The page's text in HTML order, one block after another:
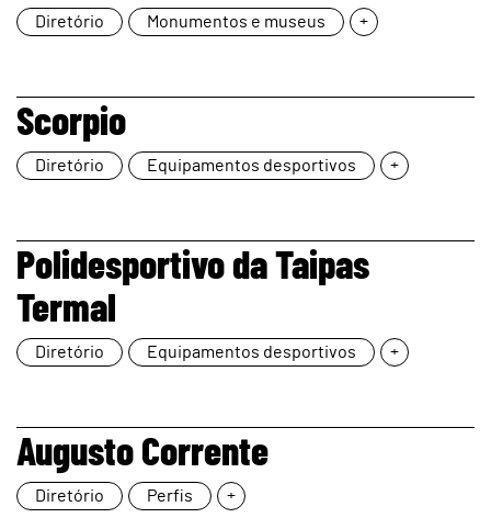
Diretório Monumentos e museus +
page
Scorpio
Diretório Equipamentos desportivos +
page
Polidesportivo da Taipas
Termal
Diretório Equipamentos desportivos +
page
Augusto Corrente
Diretório Perfis +